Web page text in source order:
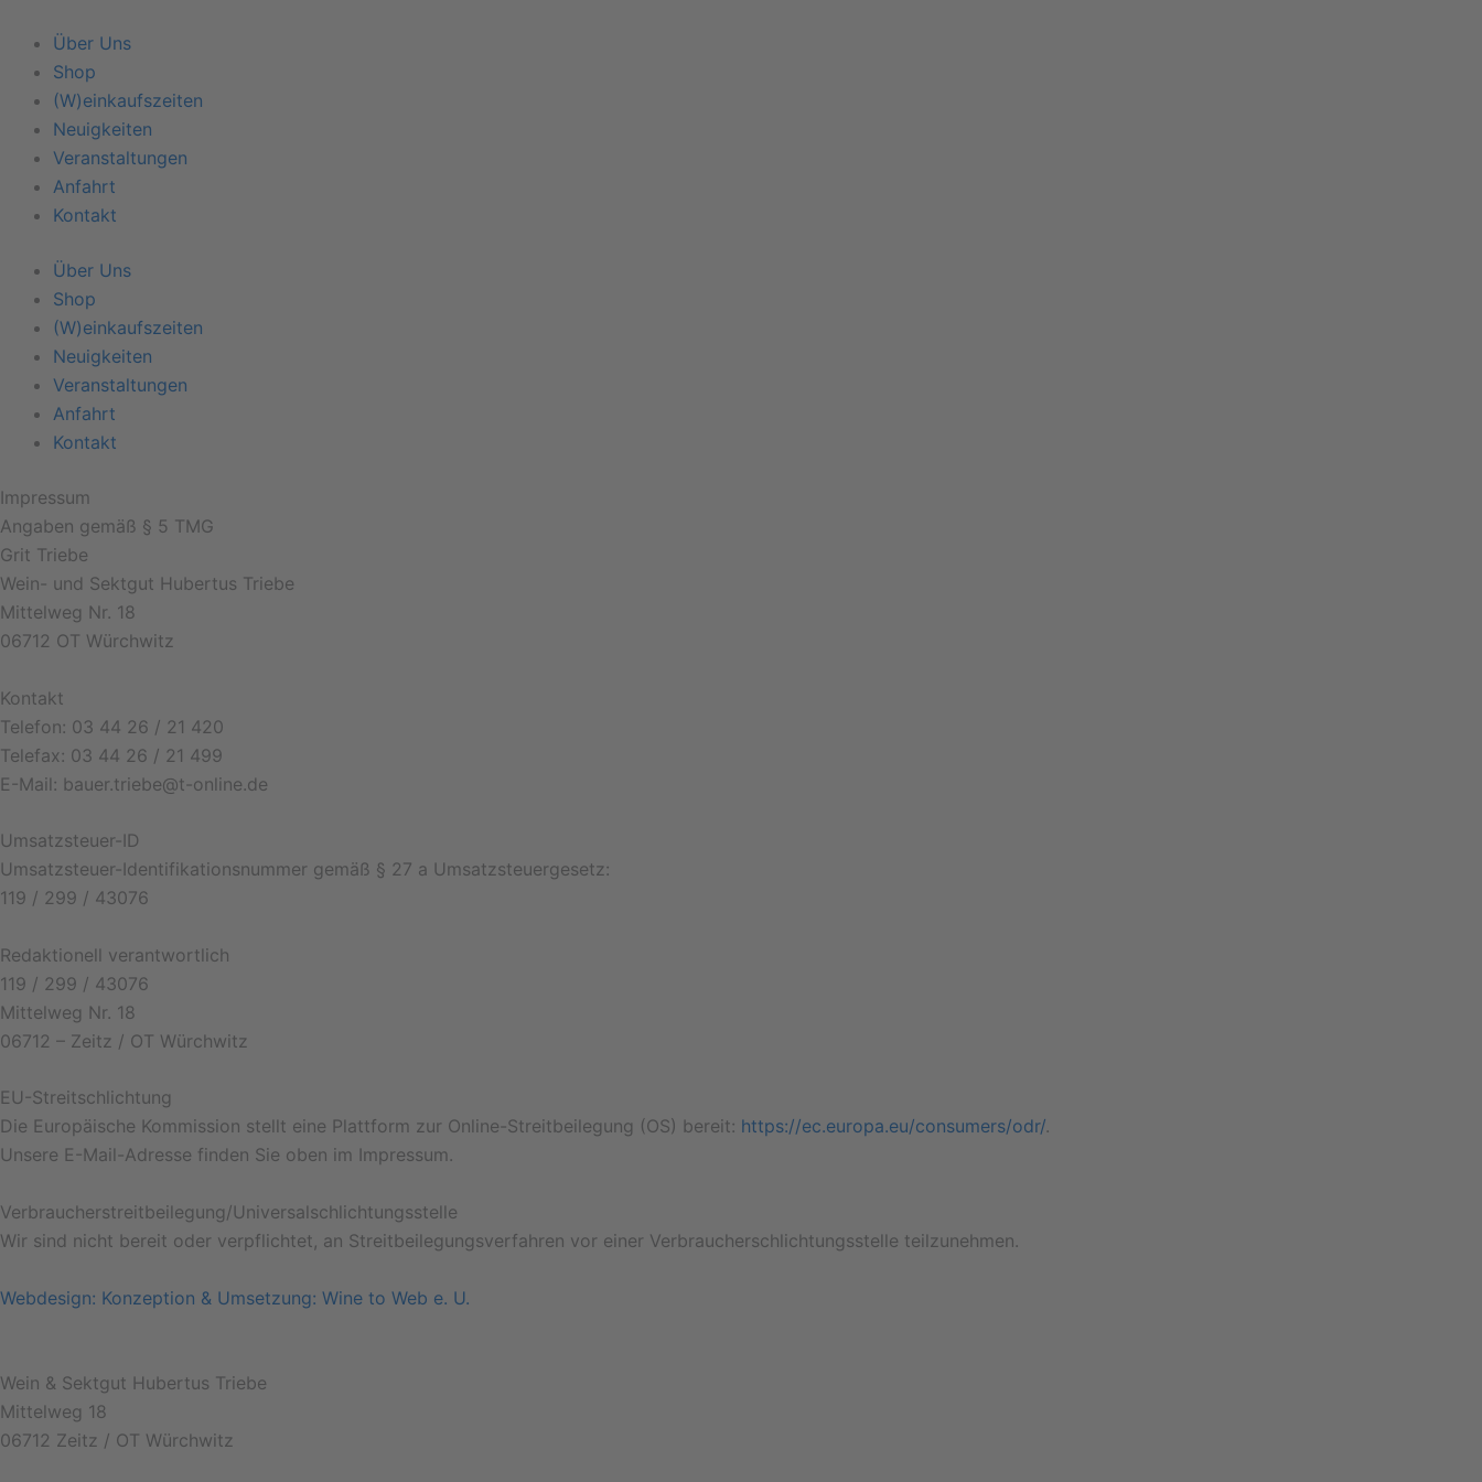
Inhalt
springen
Über Uns
Shop
(W)einkaufszeiten
Neuigkeiten
Veranstaltungen
Anfahrt
Kontakt
Über Uns
Shop
(W)einkaufszeiten
Neuigkeiten
Veranstaltungen
Anfahrt
Kontakt
Impressum
Angaben gemäß § 5 TMG
Grit Triebe
Wein- und Sektgut Hubertus Triebe
Mittelweg Nr. 18
06712 OT Würchwitz
Kontakt
Telefon: 03 44 26 / 21 420
Telefax: 03 44 26 / 21 499
E-Mail: bauer.triebe@t-online.de
Umsatzsteuer-ID
Umsatzsteuer-Identifikationsnummer gemäß § 27 a Umsatzsteuergesetz:
119 / 299 / 43076
Redaktionell verantwortlich
119 / 299 / 43076
Mittelweg Nr. 18
06712 – Zeitz / OT Würchwitz
EU-Streitschlichtung
Die Europäische Kommission stellt eine Plattform zur Online-Streitbeilegung (OS) bereit: https://ec.europa.eu/consumers/odr/.
Unsere E-Mail-Adresse finden Sie oben im Impressum.
Verbraucher­streit­beilegung/Universal­schlichtungs­stelle
Wir sind nicht bereit oder verpflichtet, an Streitbeilegungsverfahren vor einer Verbraucherschlichtungsstelle teilzunehmen.
Webdesign: Konzeption & Umsetzung: Wine to Web e. U.
Wein & Sektgut Hubertus Triebe
Mittelweg 18
06712 Zeitz / OT Würchwitz